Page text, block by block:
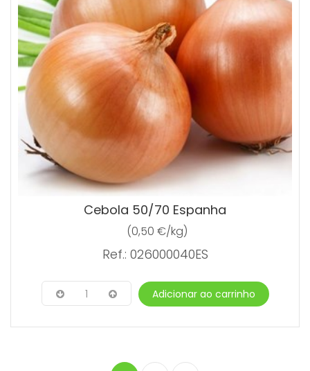
Cebola 50/70 Espanha
(0,50 €/kg)
Ref.: 026000040ES
1 Adicionar ao carrinho